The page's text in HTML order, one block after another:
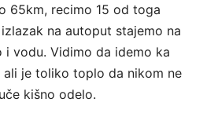
65km, recimo 15 od toga
na autoput stajemo na
vodu. Vidimo da idemo ka
ali je toliko toplo da nikom ne
kišno odelo.